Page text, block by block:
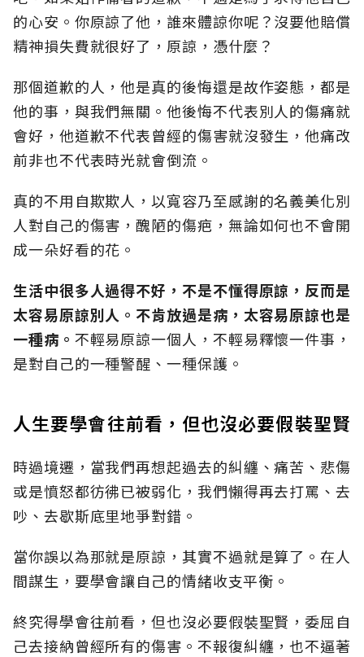
的心安。你原諒了他，誰來體諒你呢？沒要他賠償
精神損失費就很好了，原諒，憑什麼？
那個道歉的人，他是真的後悔還是故作姿態，都是
他的事，與我們無關。他後悔不代表別人的傷痛就
會好，他道歉不代表曾經的傷害就沒發生，他痛改
前非也不代表時光就會倒流。
真的不用自欺欺人，以寬容乃至感謝的名義美化別
人對自己的傷害，醜陋的傷疤，無論如何也不會開
成一朵好看的花。
生活中很多人過得不好，不是不懂得原諒，反而是
太容易原諒別人。不肯放過是病，太容易原諒也是
一種病。 不輕易原諒一個人，不輕易釋懷一件事，
是對自己的一種警醒、一種保護。
人生要學會往前看，但也沒必要假裝聖賢
時過境遷，當我們再想起過去的糾纏、痛苦、悲傷
或是憤怒都彷彿已被弱化，我們懶得再去打罵、去
吵、去歇斯底里地爭對錯。
當你誤以為那就是原諒，其實不過就是算了。在人
間謀生，要學會讓自己的情緒收支平衡。
終究得學會往前看，但也沒必要假裝聖賢，委屈自
己去接納曾經所有的傷害。不報復糾纏，也不逼著